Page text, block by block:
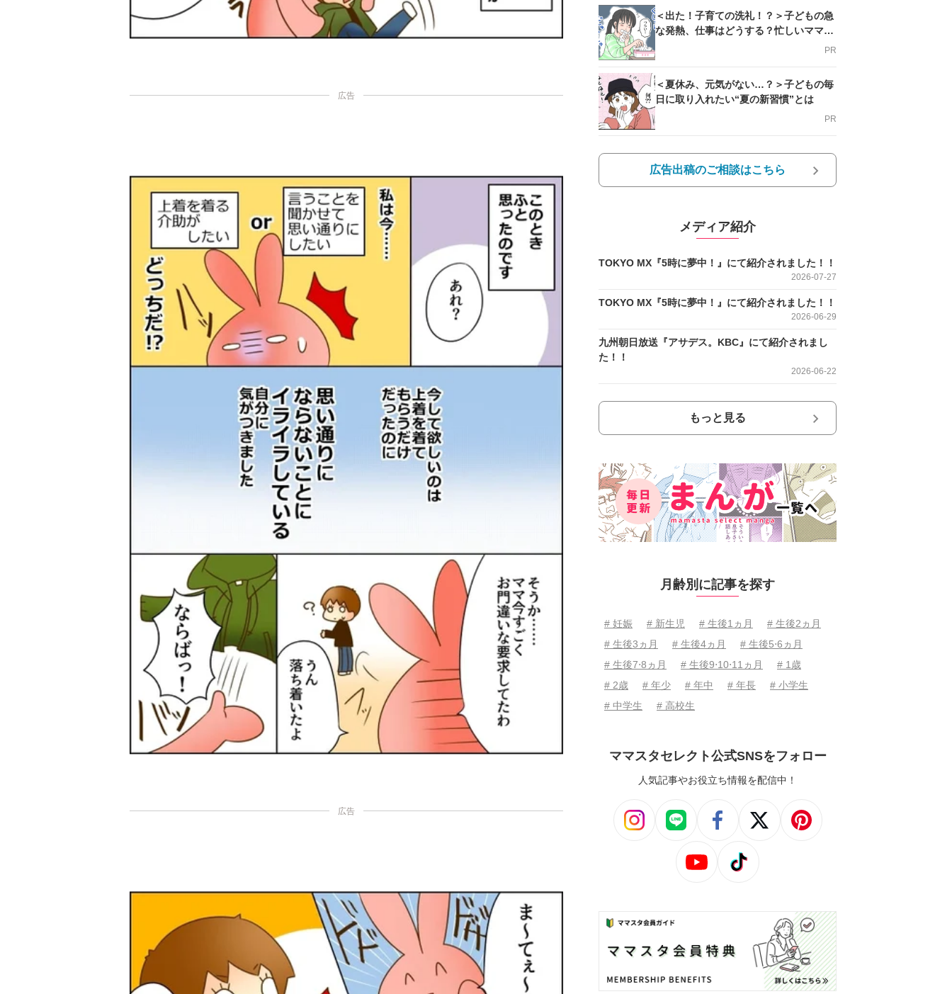
広告
広告
＜出た！子育ての洗礼！？＞子どもの急
な発熱、仕事はどうする？忙しいママを
PR
＜夏休み、元気がない…？＞子どもの毎
日に取り入れたい“夏の新習慣”とは
PR
広告出稿のご相談はこちら
メディア紹介
TOKYO MX『5時に夢中！』にて紹介されました！！
2026-07-27
TOKYO MX『5時に夢中！』にて紹介されました！！
2026-06-29
九州朝日放送『アサデス。KBC』にて紹介されまし
た！！
2026-06-22
もっと見る
月齢別に記事を探す
# 妊娠 # 新生児 # 生後1ヵ月
# 生後2ヵ月
# 生後3ヵ月
# 生後4ヵ月
# 生後5⋅6ヵ月
# 生後7⋅8ヵ月
# 生後9⋅10⋅11ヵ月
# 1歳
# 2歳
# 年少 # 年中 # 年長
# 小学生
# 中学生
# 高校生
ママスタセレクト公式SNSをフォロー
人気記事やお役立ち情報を配信中！